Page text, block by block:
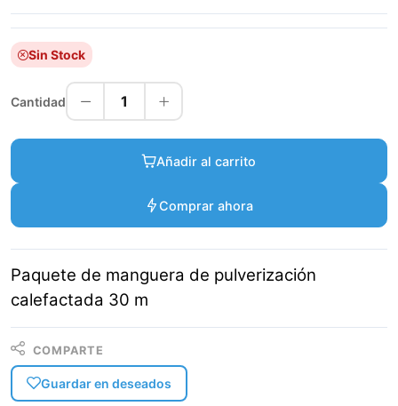
Sin Stock
Cantidad 1
Añadir al carrito
Comprar ahora
Paquete de manguera de pulverización
calefactada 30 m
COMPARTE
Guardar en deseados